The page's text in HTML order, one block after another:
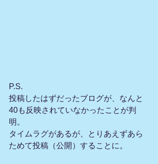
P.S.
投稿したはずだったブログが、なんと
40も反映されていなかったことが判
明。
タイムラグがあるが、とりあえずあら
ためて投稿（公開）することに。